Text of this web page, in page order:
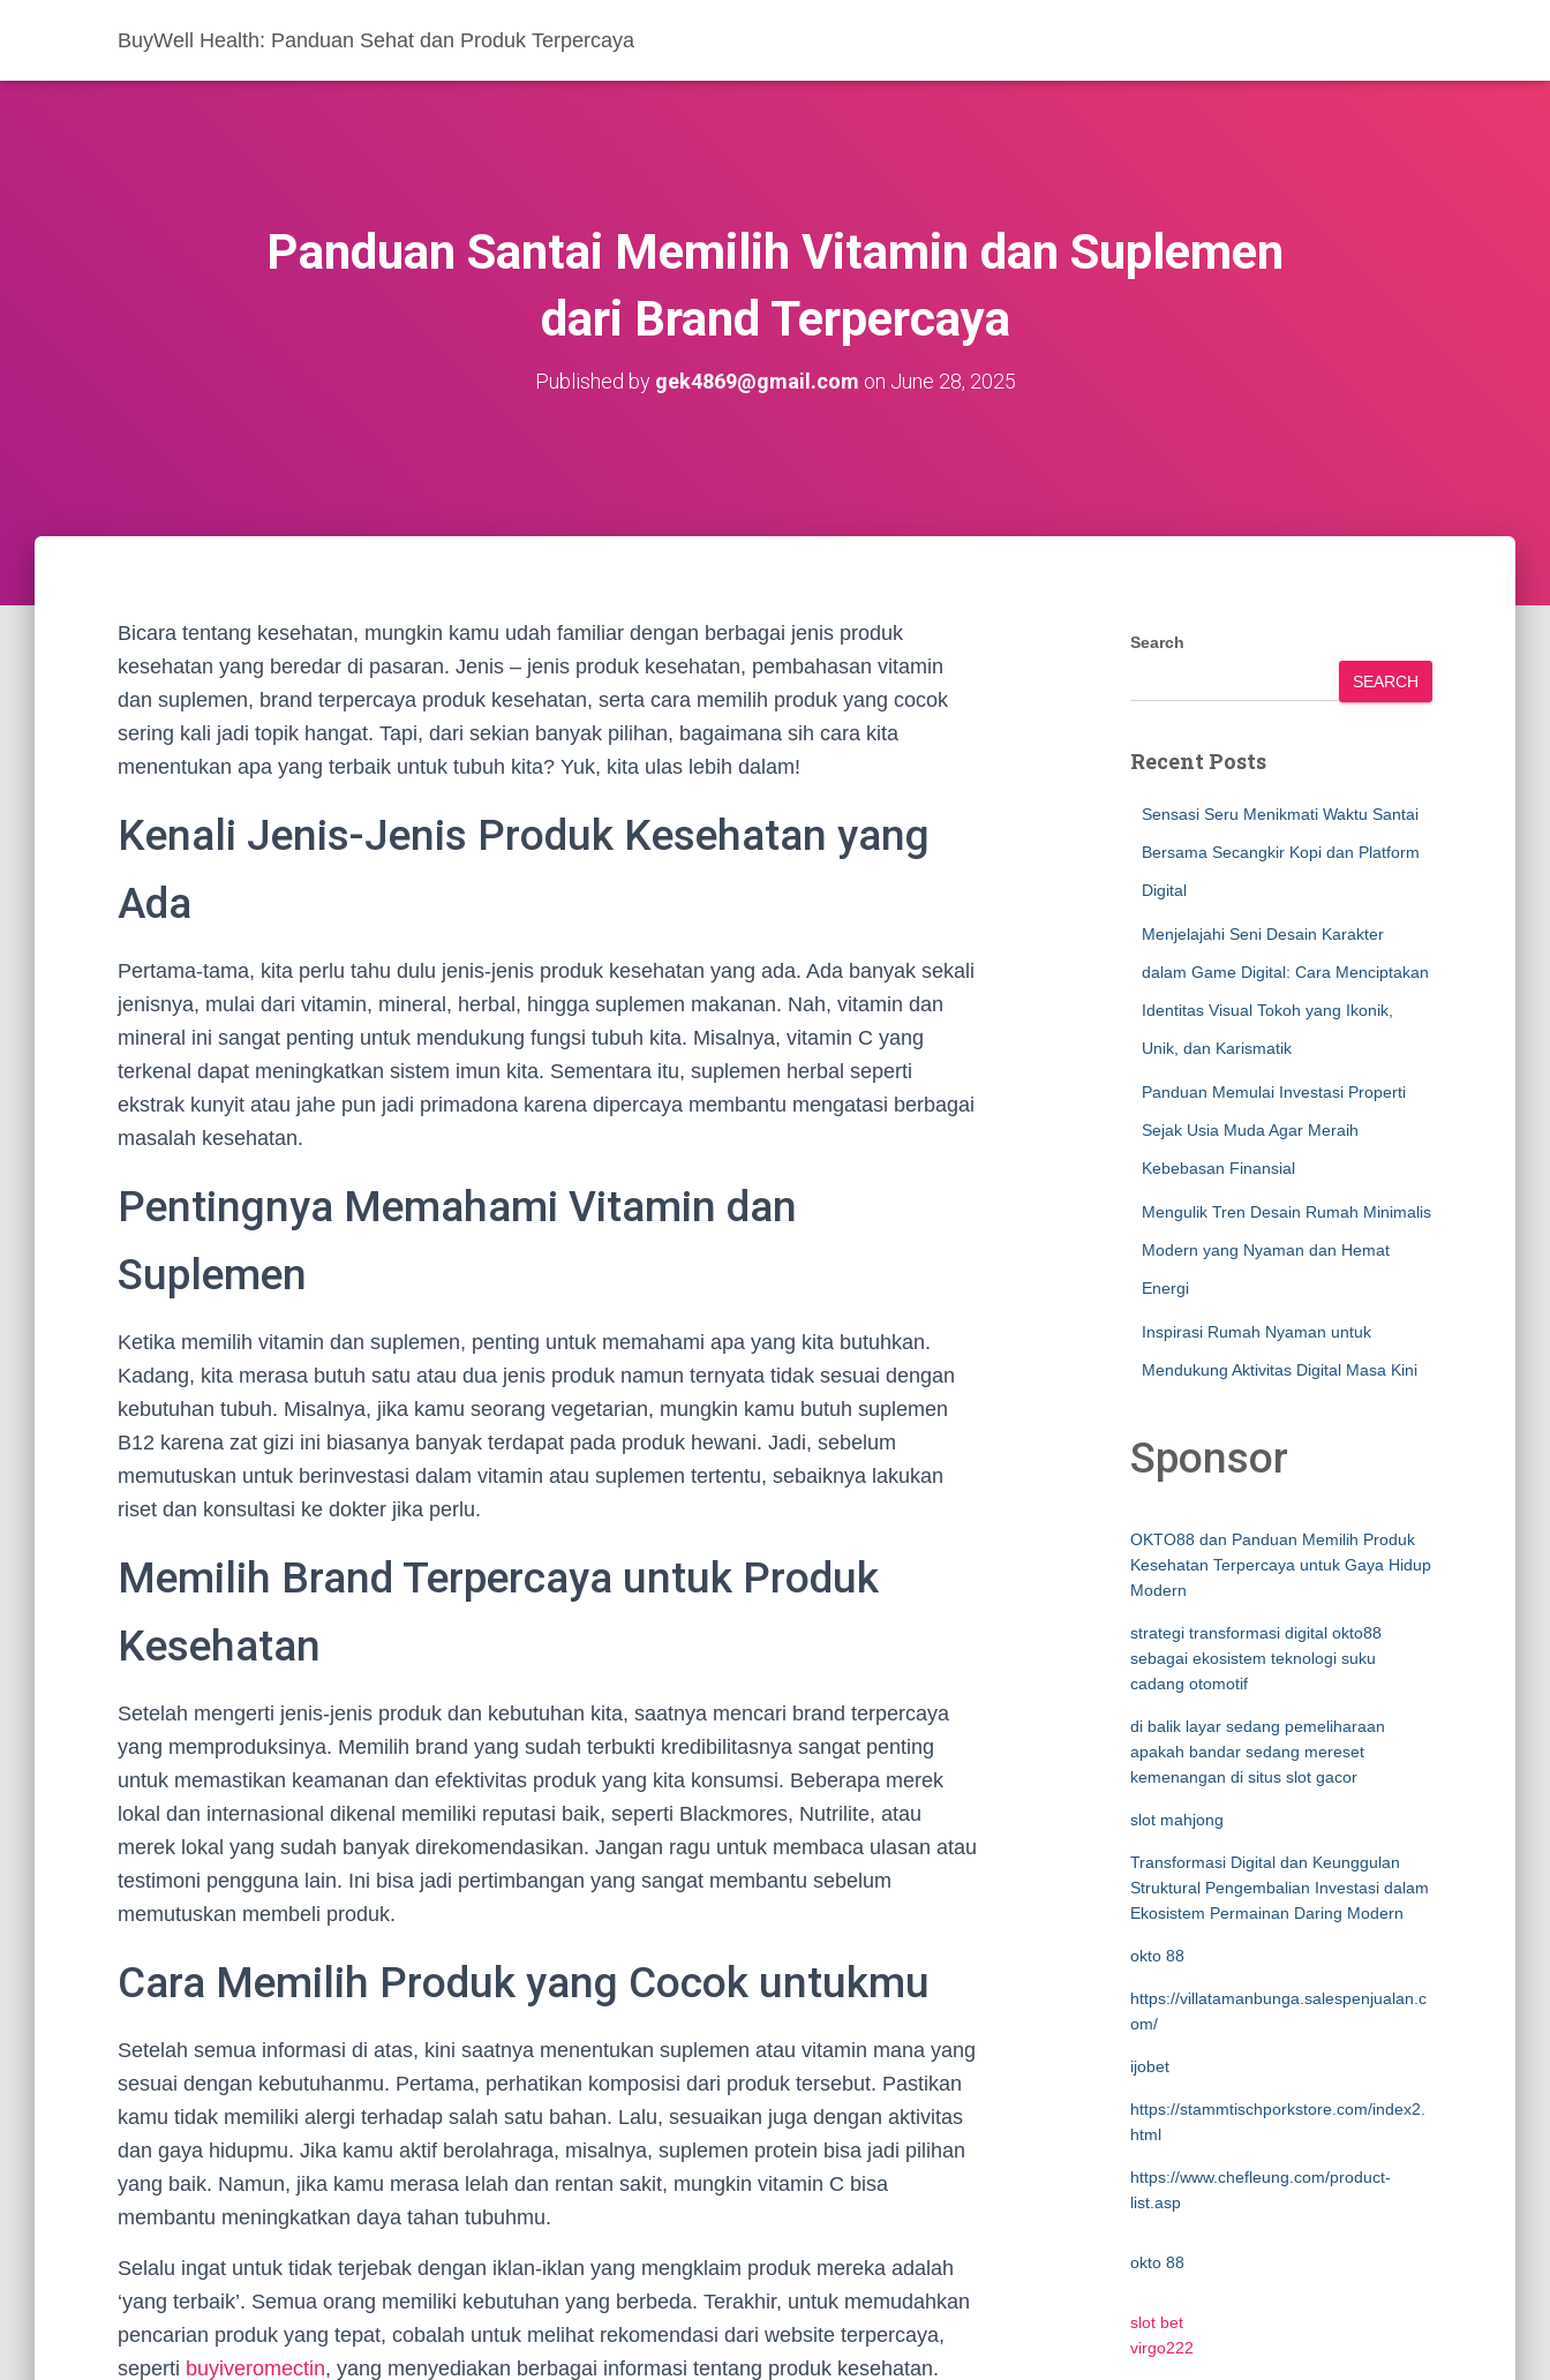
BuyWell Health: Panduan Sehat dan Produk Terpercaya
Panduan Santai Memilih Vitamin dan Suplemen
dari Brand Terpercaya
Published by gek4869@gmail.com on June 28, 2025
Bicara tentang kesehatan, mungkin kamu udah familiar dengan berbagai jenis produk
kesehatan yang beredar di pasaran. Jenis – jenis produk kesehatan, pembahasan vitamin
dan suplemen, brand terpercaya produk kesehatan, serta cara memilih produk yang cocok
sering kali jadi topik hangat. Tapi, dari sekian banyak pilihan, bagaimana sih cara kita
menentukan apa yang terbaik untuk tubuh kita? Yuk, kita ulas lebih dalam!
Kenali Jenis-Jenis Produk Kesehatan yang
Ada
Pertama-tama, kita perlu tahu dulu jenis-jenis produk kesehatan yang ada. Ada banyak sekali
jenisnya, mulai dari vitamin, mineral, herbal, hingga suplemen makanan. Nah, vitamin dan
mineral ini sangat penting untuk mendukung fungsi tubuh kita. Misalnya, vitamin C yang
terkenal dapat meningkatkan sistem imun kita. Sementara itu, suplemen herbal seperti
ekstrak kunyit atau jahe pun jadi primadona karena dipercaya membantu mengatasi berbagai
masalah kesehatan.
Pentingnya Memahami Vitamin dan
Suplemen
Ketika memilih vitamin dan suplemen, penting untuk memahami apa yang kita butuhkan.
Kadang, kita merasa butuh satu atau dua jenis produk namun ternyata tidak sesuai dengan
kebutuhan tubuh. Misalnya, jika kamu seorang vegetarian, mungkin kamu butuh suplemen
B12 karena zat gizi ini biasanya banyak terdapat pada produk hewani. Jadi, sebelum
memutuskan untuk berinvestasi dalam vitamin atau suplemen tertentu, sebaiknya lakukan
riset dan konsultasi ke dokter jika perlu.
Memilih Brand Terpercaya untuk Produk
Kesehatan
Setelah mengerti jenis-jenis produk dan kebutuhan kita, saatnya mencari brand terpercaya
yang memproduksinya. Memilih brand yang sudah terbukti kredibilitasnya sangat penting
untuk memastikan keamanan dan efektivitas produk yang kita konsumsi. Beberapa merek
lokal dan internasional dikenal memiliki reputasi baik, seperti Blackmores, Nutrilite, atau
merek lokal yang sudah banyak direkomendasikan. Jangan ragu untuk membaca ulasan atau
testimoni pengguna lain. Ini bisa jadi pertimbangan yang sangat membantu sebelum
memutuskan membeli produk.
Cara Memilih Produk yang Cocok untukmu
Setelah semua informasi di atas, kini saatnya menentukan suplemen atau vitamin mana yang
sesuai dengan kebutuhanmu. Pertama, perhatikan komposisi dari produk tersebut. Pastikan
kamu tidak memiliki alergi terhadap salah satu bahan. Lalu, sesuaikan juga dengan aktivitas
dan gaya hidupmu. Jika kamu aktif berolahraga, misalnya, suplemen protein bisa jadi pilihan
yang baik. Namun, jika kamu merasa lelah dan rentan sakit, mungkin vitamin C bisa
membantu meningkatkan daya tahan tubuhmu.
Selalu ingat untuk tidak terjebak dengan iklan-iklan yang mengklaim produk mereka adalah
‘yang terbaik’. Semua orang memiliki kebutuhan yang berbeda. Terakhir, untuk memudahkan
pencarian produk yang tepat, cobalah untuk melihat rekomendasi dari website terpercaya,
seperti buyiveromectin, yang menyediakan berbagai informasi tentang produk kesehatan.
Search
SEARCH
Recent Posts
Sensasi Seru Menikmati Waktu Santai
Bersama Secangkir Kopi dan Platform
Digital
Menjelajahi Seni Desain Karakter
dalam Game Digital: Cara Menciptakan
Identitas Visual Tokoh yang Ikonik,
Unik, dan Karismatik
Panduan Memulai Investasi Properti
Sejak Usia Muda Agar Meraih
Kebebasan Finansial
Mengulik Tren Desain Rumah Minimalis
Modern yang Nyaman dan Hemat
Energi
Inspirasi Rumah Nyaman untuk
Mendukung Aktivitas Digital Masa Kini
Sponsor
OKTO88 dan Panduan Memilih Produk
Kesehatan Terpercaya untuk Gaya Hidup
Modern
strategi transformasi digital okto88
sebagai ekosistem teknologi suku
cadang otomotif
di balik layar sedang pemeliharaan
apakah bandar sedang mereset
kemenangan di situs slot gacor
slot mahjong
Transformasi Digital dan Keunggulan
Struktural Pengembalian Investasi dalam
Ekosistem Permainan Daring Modern
okto 88
https://villatamanbunga.salespenjualan.c
om/
ijobet
https://stammtischporkstore.com/index2.
html
https://www.chefleung.com/product-
list.asp
okto 88
slot bet
virgo222